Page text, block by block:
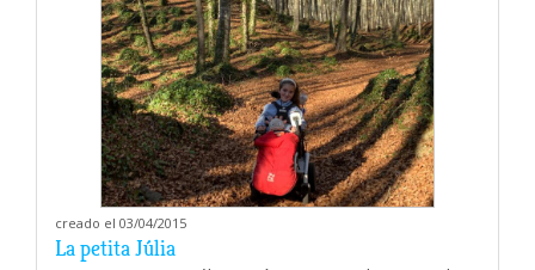
creado el 03/04/2015
La petita Júlia